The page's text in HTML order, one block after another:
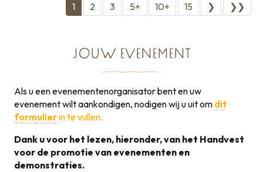
1 2 3 5+ 10+ 15 ❯ ❯❯
JOUW EVENEMENT
Als u een evenementenorganisator bent en uw
evenement wilt aankondigen, nodigen wij u uit om dit
formulierin te vullen.
Dank u voor het lezen, hieronder, van het Handvest
voor de promotie van evenementen en
demonstraties.